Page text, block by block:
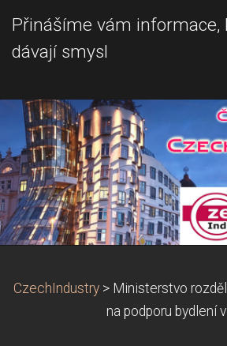
Přinášíme vám informace,
dávají smysl
CzechIndustry > Ministerstvo
na podporu bydlení